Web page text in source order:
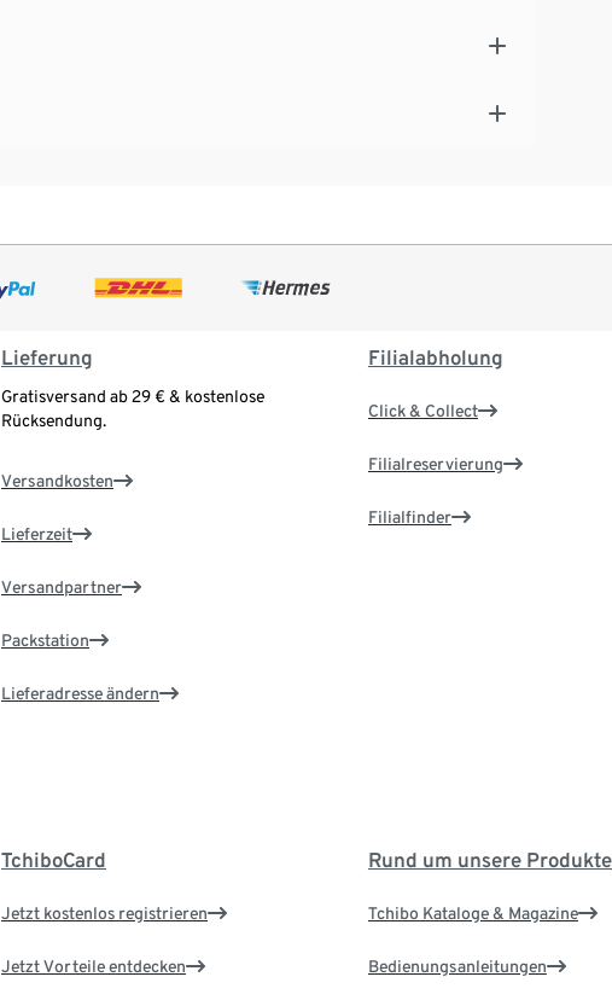
Lieferung
Gratisversand ab 29 € & kostenlose
Rücksendung.
Versandkosten
Lieferzeit
Versandpartner
Packstation
Lieferadresse ändern
Filialabholung
Click & Collect
Filialreservierung
Filialfinder
TchiboCard
Jetzt kostenlos registrieren
Jetzt Vorteile entdecken
Rund um unsere Produkte
Tchibo Kataloge & Magazine
Bedienungsanleitungen